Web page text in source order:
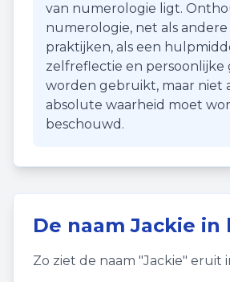
van numerologie ligt.
numerologie, net als andere
praktijken, als een
zelfreflectie en persoonlijke
worden gebruikt, maar niet
absolute waarheid moet
beschouwd.
De naamJackie in
Zo ziet de naam "Jackie" eruit